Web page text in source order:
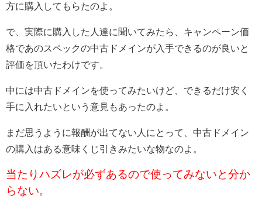
方に購入してもらたのよ。
で、実際に購入した人達に聞いてみたら、キャンペーン価
格であのスペックの中古ドメインが入手できるのが良いと
評価を頂いたわけです。
中には中古ドメインを使ってみたいけど、できるだけ安く
手に入れたいという意見もあったのよ。
まだ思うように報酬が出てない人にとって、中古ドメイン
の購入はある意味くじ引きみたいな物なのよ。
当たりハズレが必ずあるので使ってみないと分か
らない